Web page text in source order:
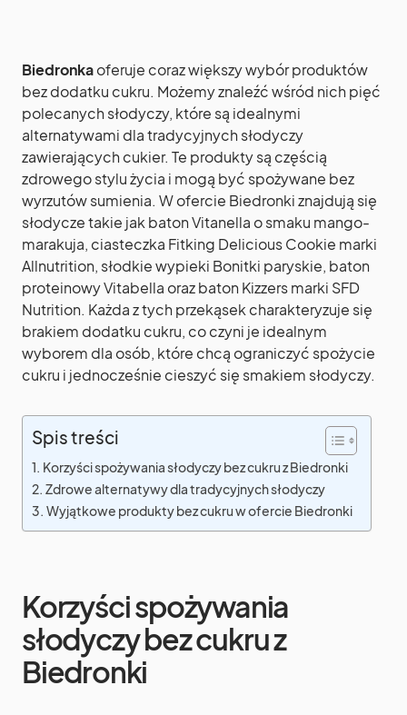
Biedronkaoferuje coraz większy wybór produktów
bez dodatku cukru. Możemy znaleźć wśród nich pięć
polecanych słodyczy, które są idealnymi
alternatywami dla tradycyjnych słodyczy
zawierających cukier. Te produkty są częścią
zdrowego stylu życia i mogą być spożywane bez
wyrzutów sumienia. W ofercie Biedronki znajdują się
słodycze takie jak baton Vitanella o smaku mango-
marakuja, ciasteczka Fitking Delicious Cookie marki
Allnutrition, słodkie wypieki Bonitki paryskie, baton
proteinowy Vitabella oraz baton Kizzers marki SFD
Nutrition. Każda z tych przekąsek charakteryzuje się
brakiem dodatku cukru, co czyni je idealnym
wyborem dla osób, które chcą ograniczyć spożycie
cukru i jednocześnie cieszyć się smakiem słodyczy.
Spis treści
Korzyści spożywania słodyczy bez cukru z Biedronki
Zdrowe alternatywy dla tradycyjnych słodyczy
Wyjątkowe produkty bez cukru w ofercie Biedronki
Korzyści spożywania
słodyczy bez cukru z
Biedronki